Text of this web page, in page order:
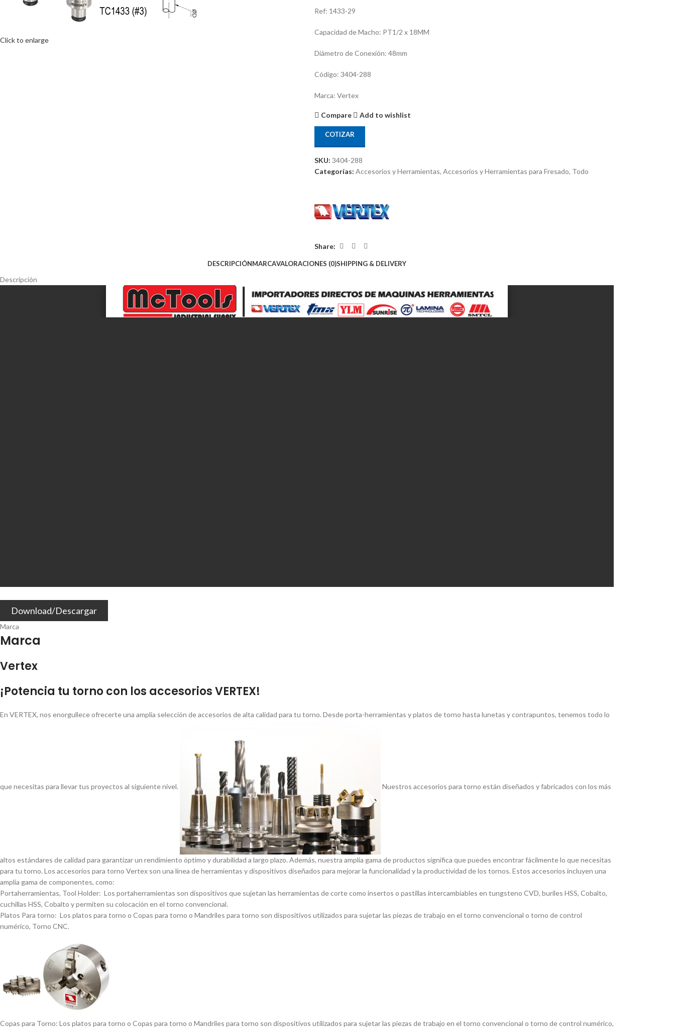
Click to enlarge
Ref: 1433-29
Capacidad de Macho: PT1/2 x 18MM
Diámetro de Conexión: 48mm
Código: 3404-288
Marca: Vertex
Compare Add to wishlist
COTIZAR
SKU: 3404-288
Categorías: Accesorios y Herramientas, Accesorios y Herramientas para Fresado, Todo
Share:
DESCRIPCIÓNMARCAVALORACIONES (0)SHIPPING & DELIVERY
Descripción
Download/Descargar
Marca
Marca
Vertex
¡Potencia tu torno con los accesorios VERTEX!
En VERTEX, nos enorgullece ofrecerte una amplia selección de accesorios de alta calidad para tu torno. Desde porta-herramientas y platos de torno hasta lunetas y contrapuntos, tenemos todo lo
que necesitas para llevar tus proyectos al siguiente nivel. Nuestros accesorios para torno están diseñados y fabricados con los más
altos estándares de calidad para garantizar un rendimiento óptimo y durabilidad a largo plazo. Además, nuestra amplia gama de productos significa que puedes encontrar fácilmente lo que necesitas
para tu torno. Los accesorios para torno Vertex son una lí­nea de herramientas y dispositivos diseñados para mejorar la funcionalidad y la productividad de los tornos. Estos accesorios incluyen una
amplia gama de componentes, como:
Portaherramientas, Tool Holder: Los portaherramientas son dispositivos que sujetan las herramientas de corte como insertos o pastillas intercambiables en tungsteno CVD, buriles HSS, Cobalto,
cuchillas HSS, Cobalto y permiten su colocación en el torno convencional.
Platos Para torno: Los platos para torno o Copas para torno o Mandriles para torno son dispositivos utilizados para sujetar las piezas de trabajo en el torno convencional o torno de control
numérico, Torno CNC.
Copas para Torno: Los platos para torno o Copas para torno o Mandriles para torno son dispositivos utilizados para sujetar las piezas de trabajo en el torno convencional o torno de control numérico,